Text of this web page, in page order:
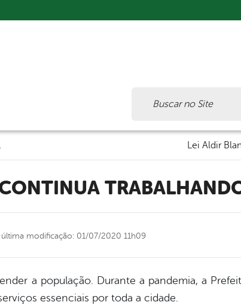
Lei Aldir
CONTINUA
última modificação: 01/07/2020 11h09
a população. Durante a pandemia, a
essenciais por toda a cidade.